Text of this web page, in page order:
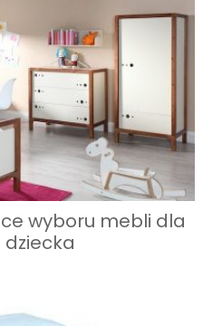
wyboru mebli dla